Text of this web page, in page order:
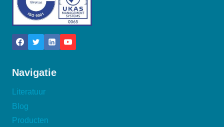
Navigatie
Literatuur
Blog
Producten